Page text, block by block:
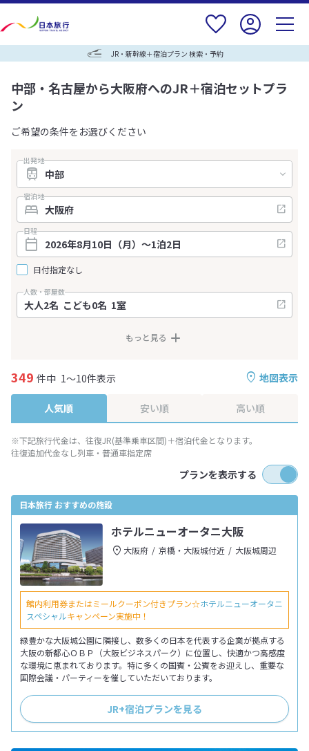
JR・新幹線＋宿泊プラン 検索・予約
中部・名古屋から大阪府へのJR＋宿泊セットプラ
ン
ご希望の条件をお選びください
出発地
宿泊地
日程
日付指定なし
人数・部屋数
もっと見る
地図表示
349 件中 1～10件表示
人気順 安い順 高い順
※下記旅行代金は、往復JR(基準乗車区間)＋宿泊代金となります。
往復追加代金なし列車・普通車指定席
プランを表示する
日本旅行 おすすめの施設
ホテルニューオータニ大阪
大阪府 京橋・大阪城付近 大阪城周辺
館内利用券またはミールクーポン付きプラン☆ホテルニューオータニ
スペシャルキャンペーン実施中！
緑豊かな大阪城公園に隣接し、数多くの日本を代表する企業が拠点する
大阪の新都心ＯＢＰ（大阪ビジネスパーク）に位置し、快適かつ高感度
な環境に恵まれております。特に多くの国賓・公賓をお迎えし、重要な
国際会議・パーティーを催していただいております。
JR+宿泊プランを見る